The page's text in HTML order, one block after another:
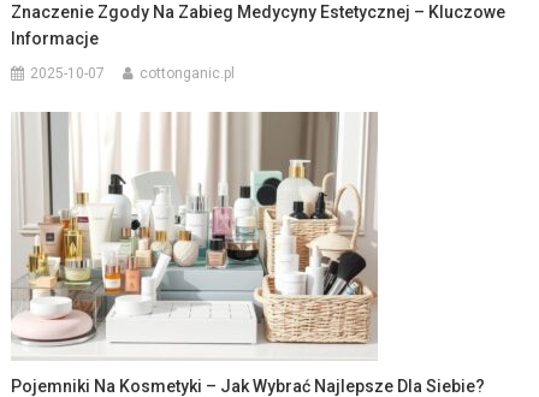
Znaczenie Zgody Na Zabieg Medycyny Estetycznej – Kluczowe
Informacje
2025-10-07 cottonganic.pl
Pojemniki Na Kosmetyki – Jak Wybrać Najlepsze Dla Siebie?